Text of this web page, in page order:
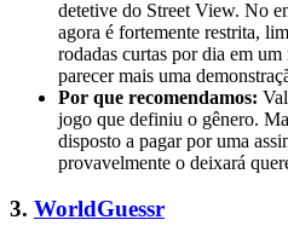
detetive do Street View. No
agora é fortemente restrita,
rodadas curtas por dia em
parecer mais uma
Por que recomendamos:
jogo que definiu o gênero.
disposto a pagar por uma
provavelmente o deixará
3. WorldGuessr